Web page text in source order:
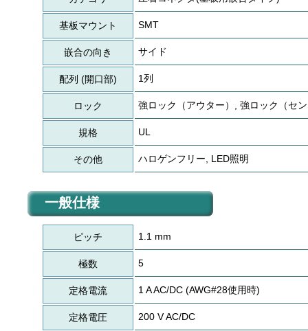
基板マウント SMT
嵌合の向き サイド
配列 (開口部) 1列
ロック 強ロック（アウター）, 強ロック（セ
規格 UL
その他 ハロゲンフリー, LED照明
一般仕様
ピッチ 1.1 mm
極数 5
定格電流 1 A AC/DC (AWG#28使用時)
定格電圧 200 V AC/DC